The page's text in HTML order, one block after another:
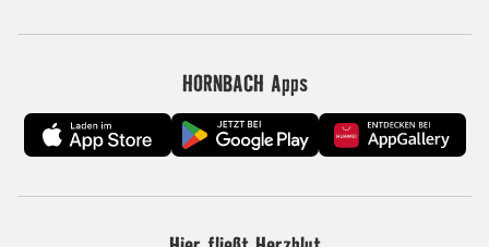
HORNBACH Apps